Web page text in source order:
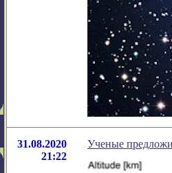
31.08.2020
21:22
Ученые